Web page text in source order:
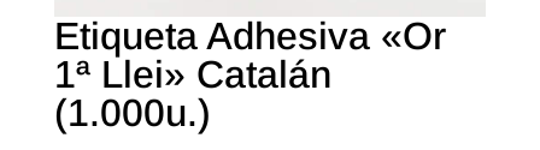
Etiqueta Adhesiva «Or
1ª Llei» Catalán
(1.000u.)